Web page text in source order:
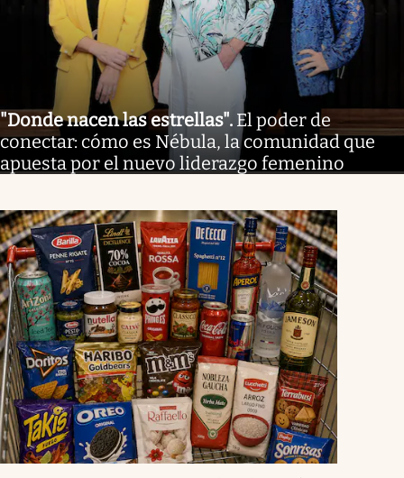
"Donde nacen las estrellas". El poder de
conectar: cómo es Nébula, la comunidad que
apuesta por el nuevo liderazgo femenino